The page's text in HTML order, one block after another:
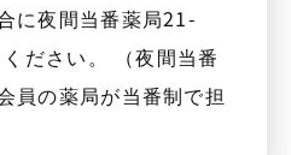
に夜間当番薬局21-
ださい。 （夜間当番
員の薬局が当番制で担